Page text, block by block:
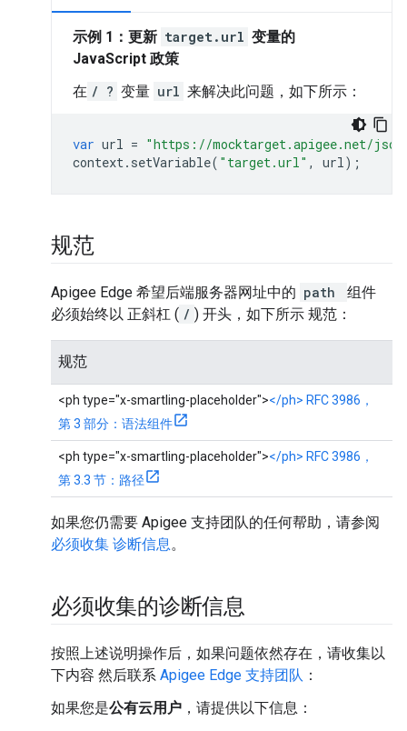
示例 1：更新 target.url 变量的
JavaScript 政策
在 / ? 变量 url 来解决此问题，如下所示：
var url = "https://mocktarget.apigee.net/
context. setVariable( "target.url" , url);
规范
Apigee Edge 希望后端服务器网址中的 path
组件
必须始终以 正斜杠 ( / ) 开头，如下所示 规范：
规范
<ph type="x-smartling-placeholder"></ph> RFC 3986，
第 3 部分：语法组件
<ph type="x-smartling-placeholder"></ph> RFC 3986，
第 3.3 节：路径
如果您仍需要 Apigee 支持团队的任何帮助，请参阅
必须收集 诊断信息。
必须收集的诊断信息
按照上述说明操作后，如果问题依然存在，请收集以
下内容 然后联系 Apigee Edge 支持团队 ：
如果您是公有云用户 ，请提供以下信息：